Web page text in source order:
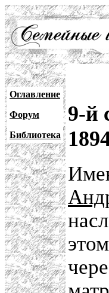
Оглавление
Форум
Библиотека
9-й